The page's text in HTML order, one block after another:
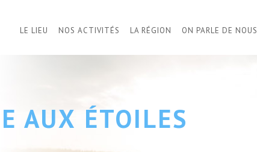
LE LIEU NOS ACTIVITÉS LA RÉGION ON PARLE DE NOUS
AUX ÉTOILES